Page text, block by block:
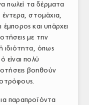
πωλεί τα δέρματα
στομάχια,
έμπορος και υπάρχει
με την
ιδιότητα, όπως
είναι πολύ
βοηθούν
παραπροϊόντα